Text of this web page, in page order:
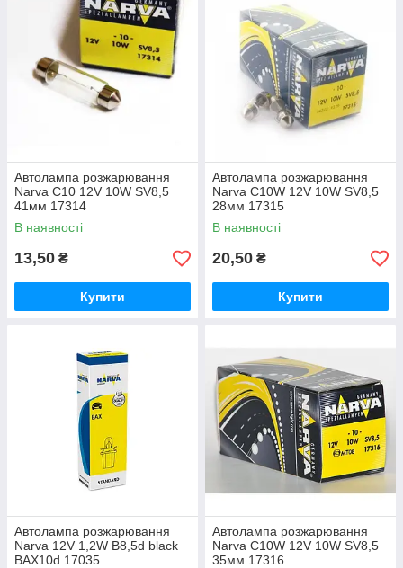
Автолампа розжарювання
Narva C10 12V 10W SV8,5
41мм 17314
В наявності
13,50 ₴
Купити
Автолампа розжарювання
Narva C10W 12V 10W SV8,5
28мм 17315
В наявності
20,50 ₴
Купити
Автолампа розжарювання
Narva 12V 1,2W B8,5d black
BAX10d 17035
Автолампа розжарювання
Narva C10W 12V 10W SV8,5
35мм 17316